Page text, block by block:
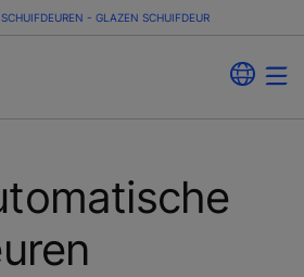
- GLAZEN SCHUIFDEUR